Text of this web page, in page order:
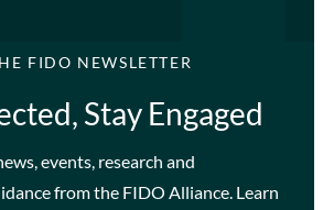
FIDO NEWSLETTER
Stay Engaged
events, research and
from the FIDO Alliance. Learn